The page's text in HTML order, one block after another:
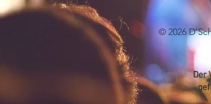
© 2026
Der